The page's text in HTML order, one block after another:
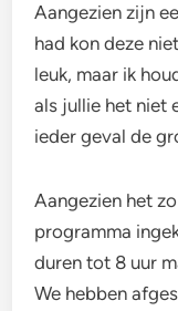
Aangezien zijn
had kon deze
leuk, maar ik
als jullie het niet
ieder geval de
Aangezien het
programma
duren tot 8 uur
We hebben